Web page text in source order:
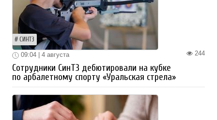
СИНТЗ
244
09:04 | 4 августа
Сотрудники СинТЗ дебютировали на кубке
по арбалетному спорту «Уральская стрела»